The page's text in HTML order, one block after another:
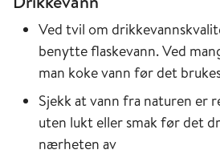
Ved tvil om
benytte flaskevann. Ved
man koke vann før det
Sjekk at vann fra naturen er
uten lukt eller smak før det
nærheten av